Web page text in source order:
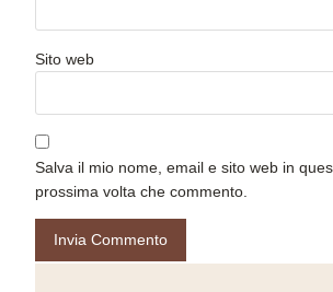
Sito web
Salva il mio nome, email e sito web in
prossima volta che commento.